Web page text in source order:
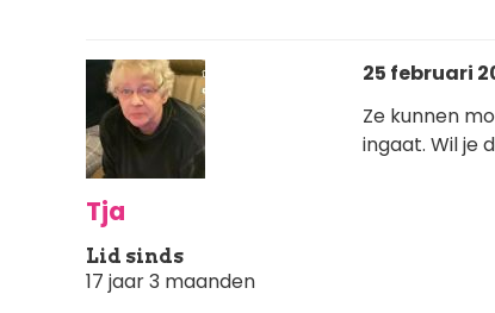
Tja
Lid sinds
17 jaar 3 maanden
25 februari
Ze kunnen
ingaat. Wil je